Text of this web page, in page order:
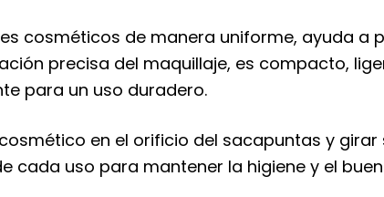
cosméticos de manera uniforme, ayuda a
precisa del maquillaje, es compacto,
para un uso duradero.
en el orificio del sacapuntas y
cada uso para mantener la higiene y el